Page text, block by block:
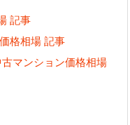
記事
格相場 記事
マンション価格相場